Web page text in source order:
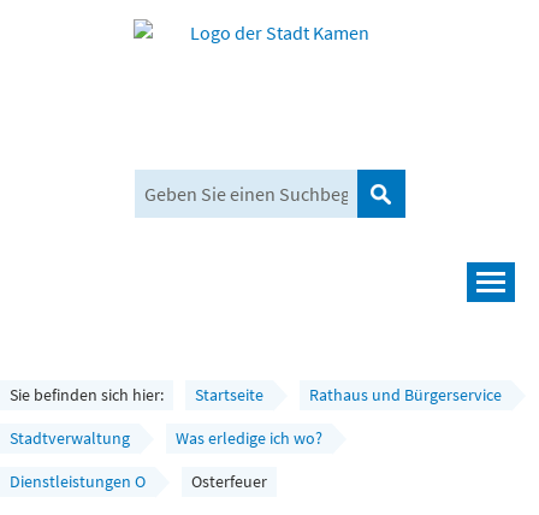
Suchen
Rathaus und Bürgerservice
Wirtschaft und Planen
Umwelt, Klima und Mobilität
Sie befinden sich hier: Startseite
Rathaus und Bürgerservice
Stadtverwaltung
Was erledige ich wo?
Dienstleistungen O
Osterfeuer